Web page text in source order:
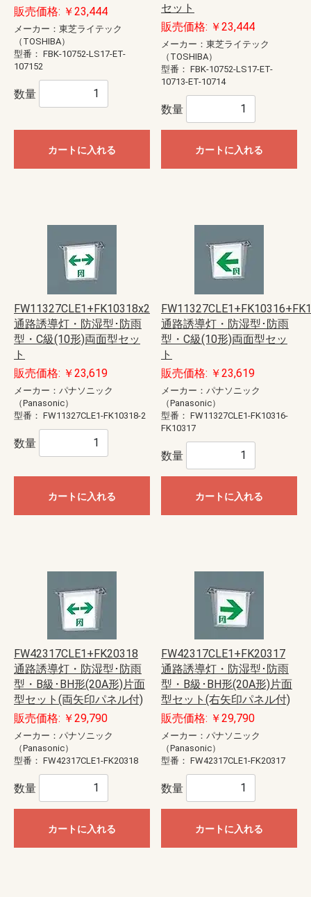
販売価格: ￥23,444
メーカー：東芝ライテック
（TOSHIBA）
型番： FBK-10752-LS17-ET-
107152
数量
カートに入れる
セット
販売価格: ￥23,444
メーカー：東芝ライテック
（TOSHIBA）
型番： FBK-10752-LS17-ET-
10713-ET-10714
数量
カートに入れる
FW11327CLE1+FK10318x2
通路誘導灯・防湿型･防雨
型・C級(10形)両面型セッ
ト
販売価格: ￥23,619
メーカー：パナソニック
（Panasonic）
型番： FW11327CLE1-FK10318-2
数量
カートに入れる
通路誘導灯・防湿型･防雨
型・C級(10形)両面型セッ
ト
販売価格: ￥23,619
メーカー：パナソニック
（Panasonic）
型番： FW11327CLE1-FK10316-
FK10317
数量
カートに入れる
FW42317CLE1+FK20318
通路誘導灯・防湿型･防雨
型・B級･BH形(20A形)片面
型セット(両矢印パネル付)
販売価格: ￥29,790
メーカー：パナソニック
（Panasonic）
型番： FW42317CLE1-FK20318
数量
カートに入れる
FW42317CLE1+FK20317
通路誘導灯・防湿型･防雨
型・B級･BH形(20A形)片面
型セット(右矢印パネル付)
販売価格: ￥29,790
メーカー：パナソニック
（Panasonic）
型番： FW42317CLE1-FK20317
数量
カートに入れる